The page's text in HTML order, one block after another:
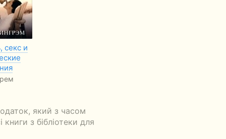
секс и
який з часом
з бібліотеки для